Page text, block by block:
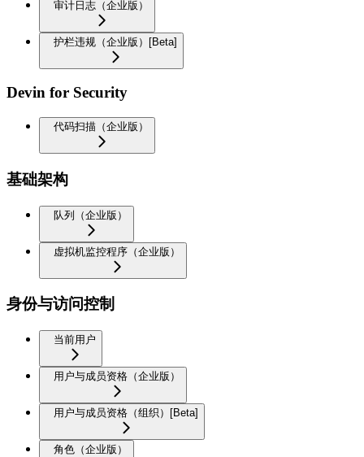
审计日志（企业版）
护栏违规（企业版）[Beta]
Devin for Security
代码扫描（企业版）
基础架构
队列（企业版）
虚拟机监控程序（企业版）
身份与访问控制
当前用户
用户与成员资格（企业版）
用户与成员资格（组织）[Beta]
角色（企业版）